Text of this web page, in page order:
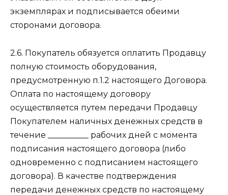
экземплярах и подписывается обеими
сторонами договора.
2.6. Покупатель обязуется оплатить Продавцу
полную стоимость оборудования,
предусмотренную п.1.2 настоящего Договора.
Оплата по настоящему договору
осуществляется путем передачи Продавцу
Покупателем наличных денежных средств в
течение __________ рабочих дней с момента
подписания настоящего договора (либо
одновременно с подписанием настоящего
договора). В качестве подтверждения
передачи денежных средств по настоящему